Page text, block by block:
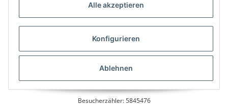
* Alle Preise inkl. gesetzlicher USt., zzgl.
Besucherzähler: 5845476
Alle akzeptieren
Konfigurieren
Ablehnen